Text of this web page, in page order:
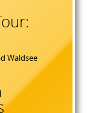
Waldsee